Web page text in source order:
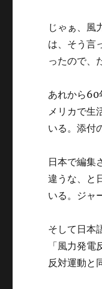
じゃぁ、風
は、そう言
ったので、
あれから60
メリカで生
いる。添付
日本で編集
違うな、と
いる。ジャ
そして日本
「風力発
反対運動と